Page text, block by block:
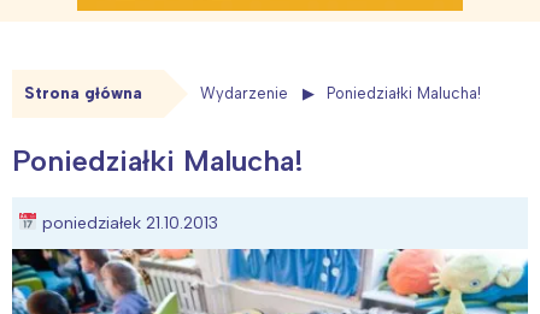
Strona główna Wydarzenie Poniedziałki Malucha!
Poniedziałki Malucha!
poniedziałek 21.10.2013